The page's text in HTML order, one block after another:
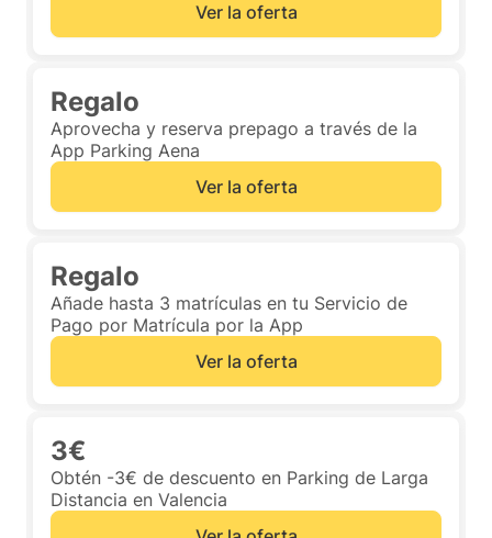
Ver la oferta
Regalo
Aprovecha y reserva prepago a través de la
App Parking Aena
Ver la oferta
Regalo
Añade hasta 3 matrículas en tu Servicio de
Pago por Matrícula por la App
Ver la oferta
3€
Obtén -3€ de descuento en Parking de Larga
Distancia en Valencia